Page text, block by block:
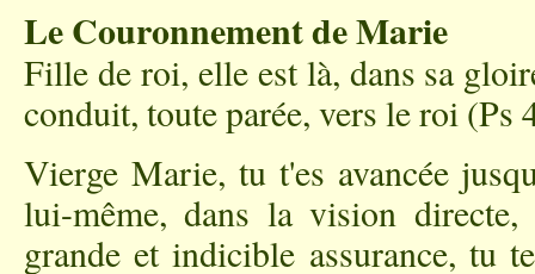
Le Couronnement de Marie
Fille de roi, elle est là, dans sa
conduit, toute parée, vers le roi (Ps
Vierge Marie, tu t'es avancée
lui-même, dans la vision
grande et indicible assurance, tu